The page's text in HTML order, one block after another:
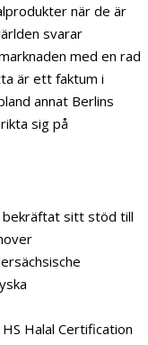
när de är
svarar
med en rad
är ett faktum i
annat Berlins
sig på
bekräftat sitt stöd till
Halal Certification